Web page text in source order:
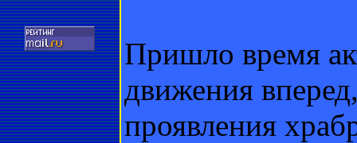
Пришло время
движения
проявления